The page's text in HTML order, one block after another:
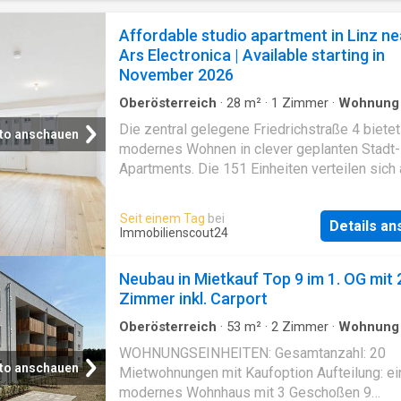
gut. • Gesamtmiete inkl. Betriebskosten &
Tiefgaragenplatz: • Kaution: •
Die Wohnung ist verfügbar.
anschauen
Affordable studio apartment in Linz
Ars Electronica | Available starting in
November 2026
Oberösterreich · 28 m² · 1 Zimmer · Wohnung
Die zentral gelegene Friedrichstraße 4 bietet
modernes Wohnen in clever geplanten Stadt-
Apartments. Die 151 Einheiten verteilen sich
Garten in fast allen Wohnungen ein helles,
freundliches Wohnambiente. Das 1995
Gebäude wurde 2020 umfassend saniert
entfernt liegt das Donau-Ufer – ideal zum
Entspannen, Joggen oder Naturgenießen.
Innenstadt, Universitäten, kulturelle
öffentliche Verkehrsmittel sind gemütlich zu
erreichbar. Perfekt für alle, die ruhig und
mitten im Geschehen zuhause sein wollen!
Seit einem Tag bei
Immobilienscout24
Details
anschauen
Neubau in Mietkauf Top 9 im 1. OG mit
Zimmer inkl. Carport
Oberösterreich · 53 m² · 2 Zimmer · Wohnung
WOHNUNGSEINHEITEN: Gesamtanzahl: 20
Mietwohnungen mit Kaufoption Aufteilung:
modernes Wohnhaus mit 3 Geschoßen 9